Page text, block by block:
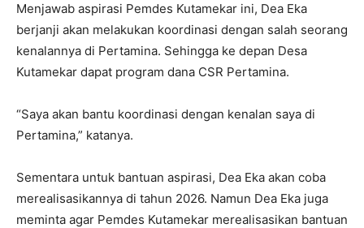
Menjawab aspirasi Pemdes Kutamekar ini, Dea Eka
berjanji akan melakukan koordinasi dengan salah seorang
kenalannya di Pertamina. Sehingga ke depan Desa
Kutamekar dapat program dana CSR Pertamina.
“Saya akan bantu koordinasi dengan kenalan saya di
Pertamina,” katanya.
Sementara untuk bantuan aspirasi, Dea Eka akan coba
merealisasikannya di tahun 2026. Namun Dea Eka juga
meminta agar Pemdes Kutamekar merealisasikan bantuan